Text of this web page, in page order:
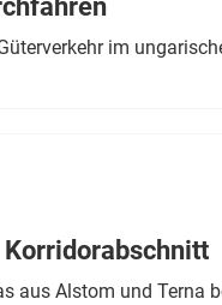
im
aus Alstom und Terna